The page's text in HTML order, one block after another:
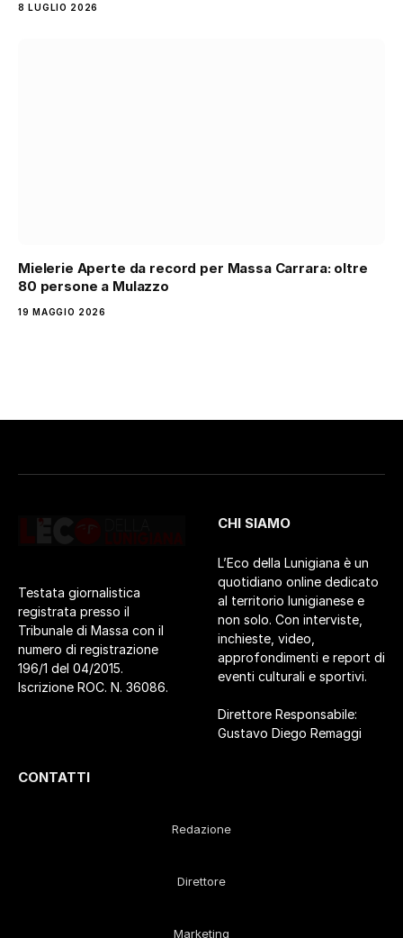
8 LUGLIO 2026
Mielerie Aperte da record per Massa Carrara: oltre
80 persone a Mulazzo
19 MAGGIO 2026
Testata giornalistica
registrata presso il
Tribunale di Massa con il
numero di registrazione
196/1 del 04/2015.
Iscrizione ROC. N. 36086.
CHI SIAMO
L’Eco della Lunigiana è un
quotidiano online dedicato
al territorio lunigianese e
non solo. Con interviste,
inchieste, video,
approfondimenti e report di
eventi culturali e sportivi.
Direttore Responsabile:
Gustavo Diego Remaggi
CONTATTI
Redazione
Direttore
Marketing